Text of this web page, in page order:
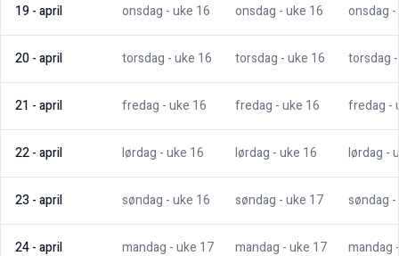
19-april onsdag - uke 16 onsdag - uke 16 onsdag
20-april torsdag - uke 16 torsdag - uke 16 torsdag
21 -april fredag - uke 16 fredag - uke 16 fredag -
22-april lørdag - uke 16 lørdag - uke 16 lørdag -
23 -april søndag - uke 16 søndag - uke 17 søndag
24-april mandag - uke 17 mandag - uke 17 mandag